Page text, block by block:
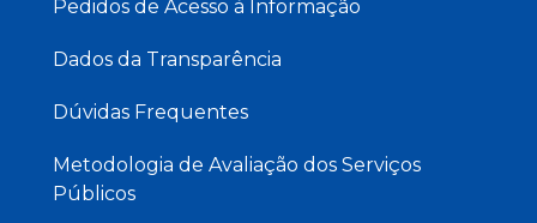
Pedidos de Acesso à Informação
Dados da Transparência
Dúvidas Frequentes
Metodologia de Avaliação dos Serviços
Públicos